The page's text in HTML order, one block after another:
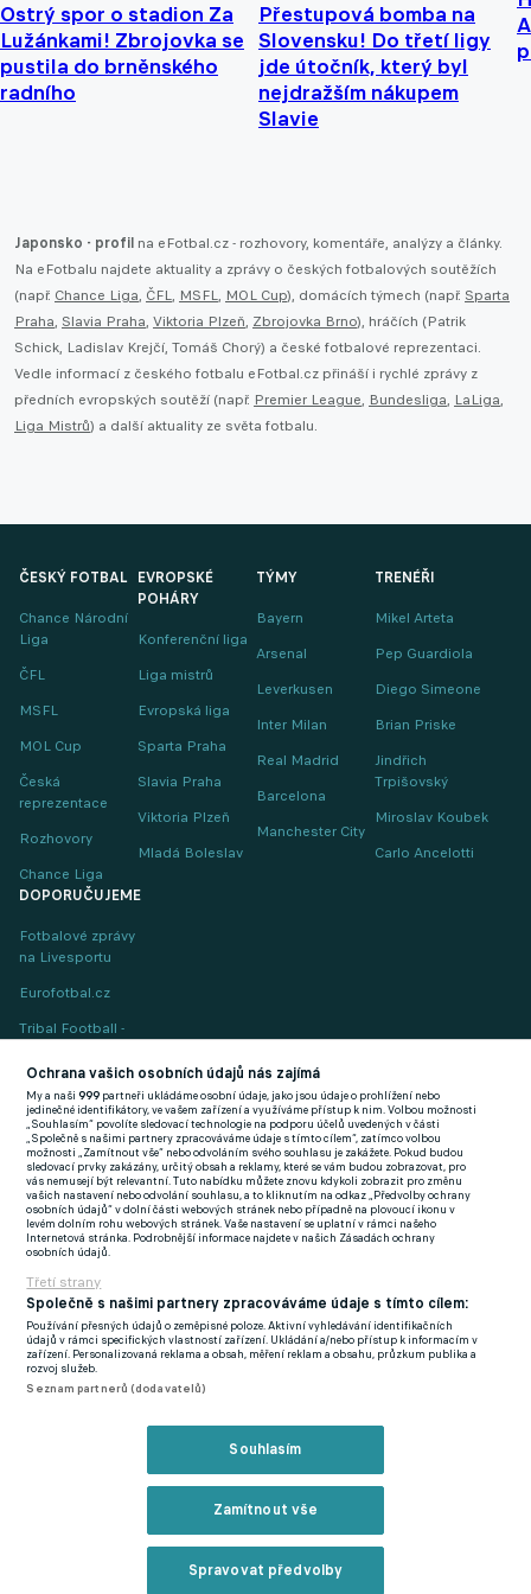
Ostrý spor o stadion Za
Lužánkami! Zbrojovka se
pustila do brněnského
radního
Přestupová bomba na
Slovensku! Do třetí ligy
jde útočník, který byl
nejdražším nákupem
Slavie
Japonsko - profil na eFotbal.cz - rozhovory, komentáře, analýzy a články.
Na eFotbalu najdete aktuality a zprávy o českých fotbalových soutěžích
(např. Chance Liga, ČFL, MSFL, MOL Cup), domácích týmech (např. Sparta
Praha, Slavia Praha, Viktoria Plzeň, Zbrojovka Brno), hráčích (Patrik
Schick, Ladislav Krejčí, Tomáš Chorý) a české fotbalové reprezentaci.
Vedle informací z českého fotbalu eFotbal.cz přináší i rychlé zprávy z
předních evropských soutěží (např. Premier League, Bundesliga, LaLiga,
Liga Mistrů) a další aktuality ze světa fotbalu.
ČESKÝ FOTBAL
Chance Národní
Liga
ČFL
MSFL
MOL Cup
Česká
reprezentace
Rozhovory
Chance Liga
EVROPSKÉ
POHÁRY
Konferenční liga
Liga mistrů
Evropská liga
Sparta Praha
Slavia Praha
Viktoria Plzeň
Mladá Boleslav
TÝMY
Bayern
Arsenal
Leverkusen
Inter Milan
Real Madrid
Barcelona
Manchester City
TRENÉŘI
Mikel Arteta
Pep Guardiola
Diego Simeone
Brian Priske
Jindřich
Trpišovský
Miroslav Koubek
Carlo Ancelotti
DOPORUČUJEME
Fotbalové zprávy
na Livesportu
Eurofotbal.cz
Tribal Football -
(EN)
FlashFutbal (SK)
Tenisportal.cz
Tenisové zprávy
na Livesportu
Podmínky užití
Zásady ochrany osobních údajů
GDPR a žurnalistika
Ochrana vašich osobních údajů nás zajímá
My a naši999 partneři ukládáme osobní údaje, jako jsou údaje o prohlížení nebo
jedinečné identifikátory, ve vašem zařízení a využíváme přístup k nim. Volbou možnosti
„Souhlasím“ povolíte sledovací technologie na podporu účelů uvedených v části
„Společně s našimi partnery zpracováváme údaje s tímto cílem“, zatímco volbou
možnosti „Zamítnout vše“ nebo odvoláním svého souhlasu je zakážete. Pokud budou
sledovací prvky zakázány, určitý obsah a reklamy, které se vám budou zobrazovat, pro
vás nemusejí být relevantní. Tuto nabídku můžete znovu kdykoli zobrazit pro změnu
vašich nastavení nebo odvolání souhlasu, a to kliknutím na odkaz „Předvolby ochrany
osobních údajů“ v dolní části webových stránek nebo případně na plovoucí ikonu v
levém dolním rohu webových stránek. Vaše nastavení se uplatní v rámci našeho
Internetová stránka. Podrobnější informace najdete v našich Zásadách ochrany
osobních údajů.
Třetí strany
Společně s našimi partnery zpracováváme údaje s tímto cílem:
Používání přesných údajů o zeměpisné poloze. Aktivní vyhledávání identifikačních
údajů v rámci specifických vlastností zařízení. Ukládání a/nebo přístup k informacím v
zařízení. Personalizovaná reklama a obsah, měření reklam a obsahu, průzkum publika a
rozvoj služeb.
Seznam partnerů (dodavatelů)
Souhlasím
Zamítnout vše
Spravovat předvolby